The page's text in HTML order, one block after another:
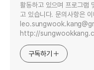
활동하고 있으며 프로그램
고 있습니다. 문의사항은
http://
구독하기